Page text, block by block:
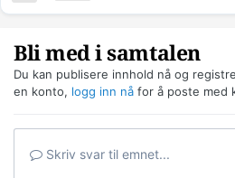
Bli med i samtalen
Du kan publisere innhold nå og
en konto, logg inn nå for å poste med
Skriv svar til emnet...